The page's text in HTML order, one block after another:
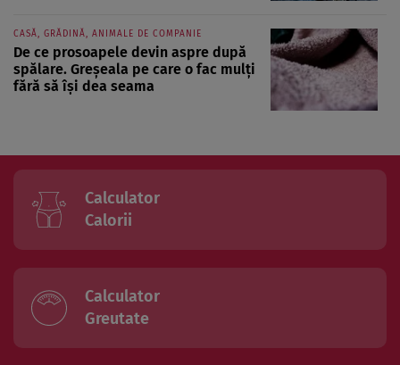
CASĂ, GRĂDINĂ, ANIMALE DE COMPANIE
De ce prosoapele devin aspre după
spălare. Greșeala pe care o fac mulți
fără să își dea seama
Calculator
Calorii
Calculator
Greutate